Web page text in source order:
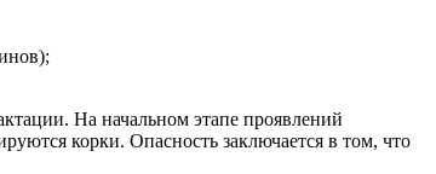
На начальном этапе проявлений
корки. Опасность заключается в том, что